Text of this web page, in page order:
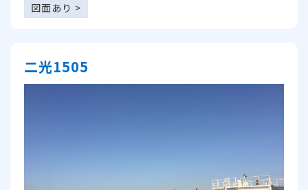
図面あり >
二光1505